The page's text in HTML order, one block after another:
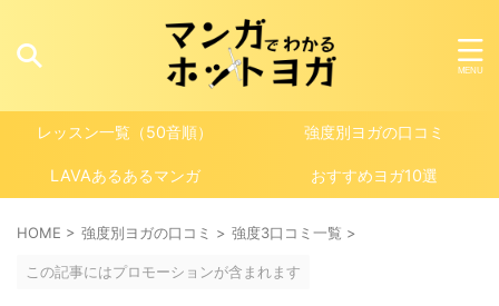
レッスン一覧（50音順） 強度別ヨガの口コミ
LAVAあるあるマンガ おすすめヨガ10選
HOME > 強度別ヨガの口コミ > 強度3口コミ一覧 >
この記事にはプロモーションが含まれます